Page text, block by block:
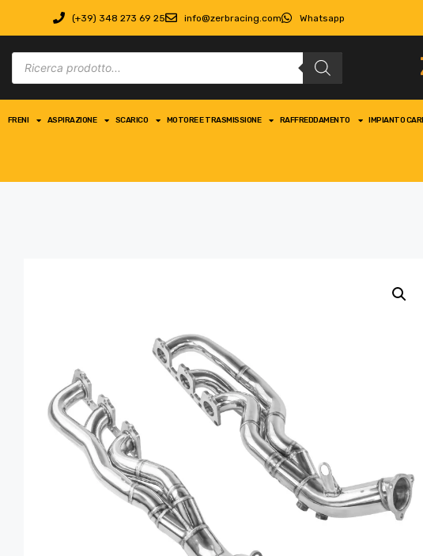
(+39) 348 273 69 25 info@zerbracing.com Whatsapp
FRENI ASPIRAZIONE SCARICO MOTORE E TRASMISSIONE RAFFREDDAMENTO IMPIANTO